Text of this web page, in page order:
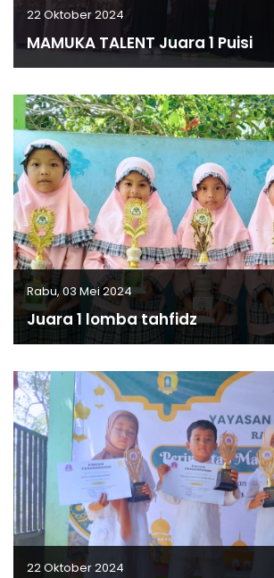
22 Oktober 2024
MAMUKA TALENT Juara 1 Puisi
Rabu, 03 Mei 2024
Juara 1 lomba tahfidz
22 Oktober 2024